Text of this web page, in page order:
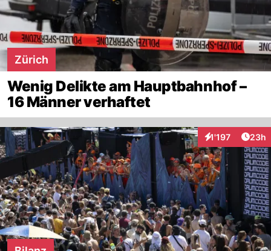
Zürich
Wenig Delikte am Hauptbahnhof –
16 Männer verhaftet
1'197
Interaktionen23h